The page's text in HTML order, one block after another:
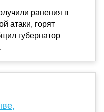
ранения в
атаки, горят
губернатор